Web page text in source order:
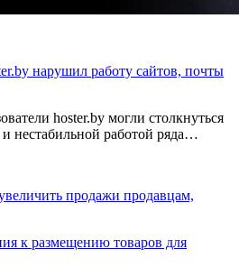
нарушил работу сайтов, почты
hoster.by могли столкнуться
нестабильной работой ряда…
продажи продавцам,
к размещению товаров для